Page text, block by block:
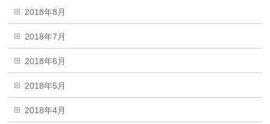
2018年8月
2018年7月
2018年6月
2018年5月
2018年4月